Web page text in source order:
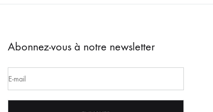
Abonnez-vous à notre newsletter